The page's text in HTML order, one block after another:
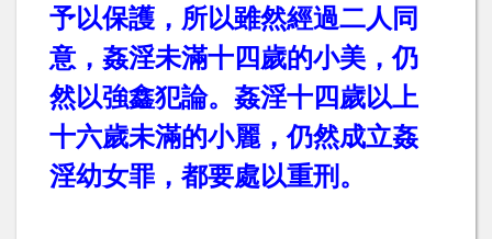
予以保護，所以雖然經過二人同
意，姦淫未滿十四歲的小美，仍
然以強鑫犯論。姦淫十四歲以上
十六歲未滿的小麗，仍然成立姦
淫幼女罪，都要處以重刑。